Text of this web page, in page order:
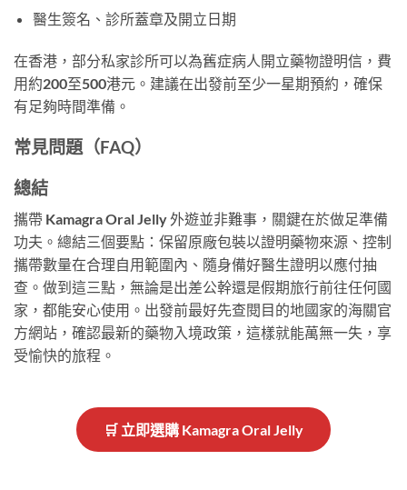
醫生簽名、診所蓋章及開立日期
在香港，部分私家診所可以為舊症病人開立藥物證明信，費
用約200至500港元。建議在出發前至少一星期預約，確保
有足夠時間準備。
常見問題（FAQ）
總結
攜帶 Kamagra Oral Jelly 外遊並非難事，關鍵在於做足準備
功夫。總結三個要點：保留原廠包裝以證明藥物來源、控制
攜帶數量在合理自用範圍內、隨身備好醫生證明以應付抽
查。做到這三點，無論是出差公幹還是假期旅行前往任何國
家，都能安心使用。出發前最好先查閱目的地國家的海關官
方網站，確認最新的藥物入境政策，這樣就能萬無一失，享
受愉快的旅程。
🛒 立即選購 Kamagra Oral Jelly